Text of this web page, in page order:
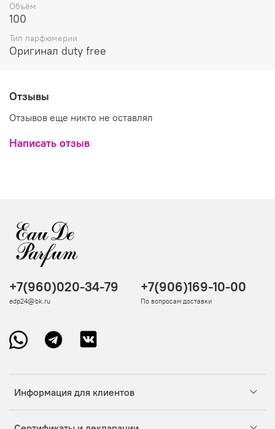
Объём
100
Тип парфюмерии
Оригинал duty free
Отзывы
Отзывов еще никто не оставлял
Написать отзыв
Информация для клиентов
+7(960)020-34-79
edp24@bk.ru
+7(906)169-10-00
По вопросам доставки